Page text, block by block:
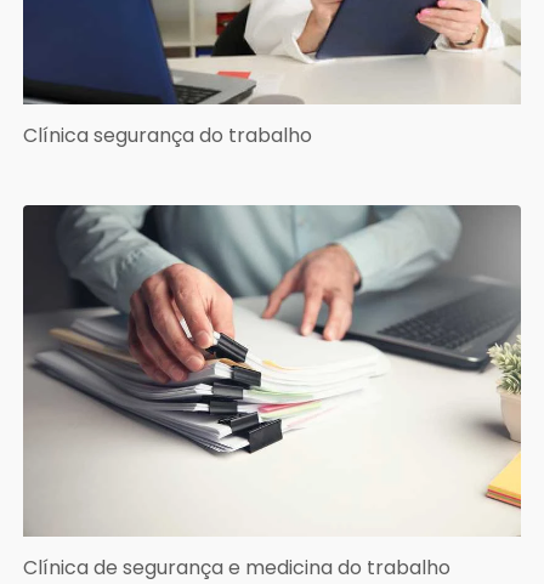
Clínica segurança do trabalho
Clínica de segurança e medicina do trabalho